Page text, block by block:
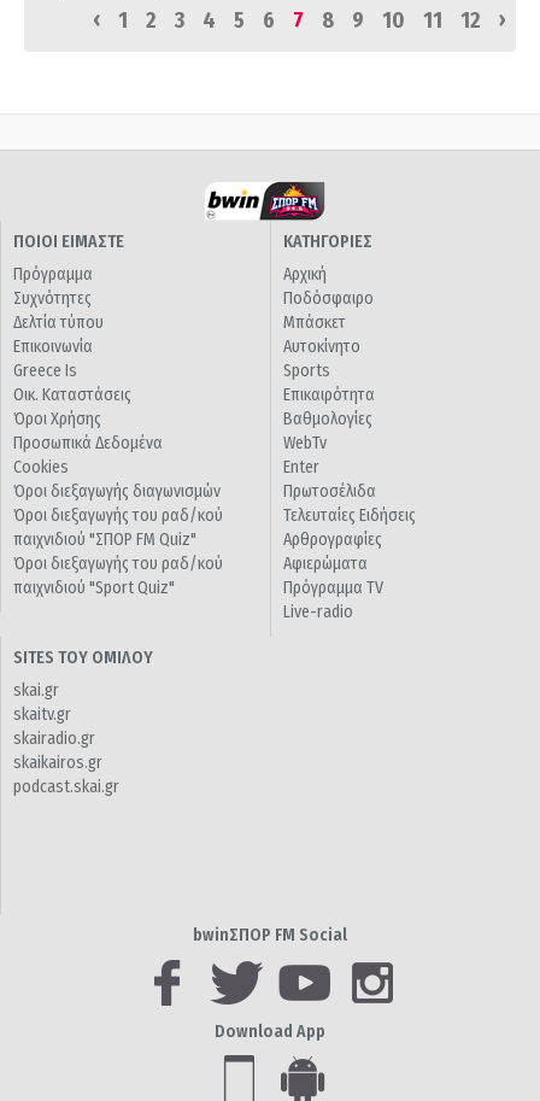
‹
1 2 3 4 5 6 7 8 9 10 11 12 ›
ΠΟΙΟΙ ΕΙΜΑΣΤΕ
Πρόγραμμα
Συχνότητες
Δελτία τύπου
Επικοινωνία
Greece Is
Οικ. Καταστάσεις
Όροι Χρήσης
Προσωπικά Δεδομένα
Cookies
Όροι διεξαγωγής διαγωνισμών
Όροι διεξαγωγής του ραδ/κού
παιχνιδιού "ΣΠΟΡ FM Quiz"
Όροι διεξαγωγής του ραδ/κού
παιχνιδιού "Sport Quiz"
ΚΑΤΗΓΟΡΙΕΣ
Αρχική
Ποδόσφαιρο
Μπάσκετ
Αυτοκίνητο
Sports
Επικαιρότητα
Βαθμολογίες
WebTv
Enter
Πρωτοσέλιδα
Τελευταίες Ειδήσεις
Αρθρογραφίες
Αφιερώματα
Πρόγραμμα TV
Live-radio
SITES ΤΟΥ ΟΜΙΛΟΥ
skai.gr
skaitv.gr
skairadio.gr
skaikairos.gr
podcast.skai.gr
bwinΣΠΟΡ FM Social
Download App